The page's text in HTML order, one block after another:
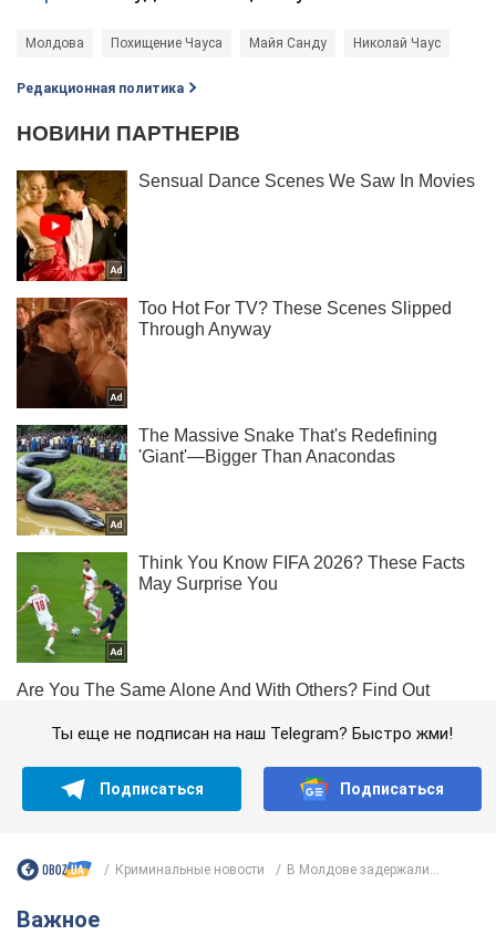
Молдова Похищение Чауса Майя Санду Николай Чаус
Редакционная политика
Ты еще не подписан на наш Telegram? Быстро жми!
Подписаться Подписаться
Криминальные новости В Молдове задержали...
Важное